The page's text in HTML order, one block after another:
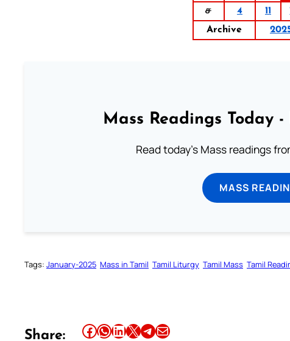
ச
4 11
Archive
Mass Readings Today
Read today's Mass readings
MASS
Tags: January-2025 Mass in Tamil Tamil Liturgy Tamil Mass Tamil
Share: Share this article on Facebook Share this article on WhatsApp Share this article on LinkedIn Share this article on X Share this article on TelegramEmail this Article